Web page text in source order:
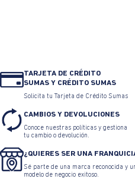
TARJETA DE CRÉDITO
SUMAS Y CRÉDITO SUMAS
Solicita tu Tarjeta de Crédito Sumas
CAMBIOS Y DEVOLUCIONES
Conoce nuestras políticas y gestiona
tu cambio o devolución.
¿QUIERES SER UNA
Sé parte de una marca reconocida y
modelo de negocio exitoso.